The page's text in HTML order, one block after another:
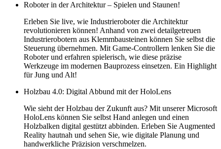
Roboter in der Architektur – Spielen und Staunen!
Erleben Sie live, wie Industrieroboter die Architektur
revolutionieren können! Anhand von zwei detailgetreuen
Industrierobotern aus Klemmbausteinen können Sie selbst die
Steuerung übernehmen. Mit Game-Controllern lenken Sie die
Roboter und erfahren spielerisch, wie diese präzise
Werkzeuge im modernen Bauprozess einsetzen. Ein Highlight
für Jung und Alt!
Holzbau 4.0: Digital Abbund mit der HoloLens
Wie sieht der Holzbau der Zukunft aus? Mit unserer Microsoft
HoloLens können Sie selbst Hand anlegen und einen
Holzbalken digital gestützt abbinden. Erleben Sie Augmented
Reality hautnah und sehen Sie, wie digitale Planung und
handwerkliche Präzision verschmelzen.